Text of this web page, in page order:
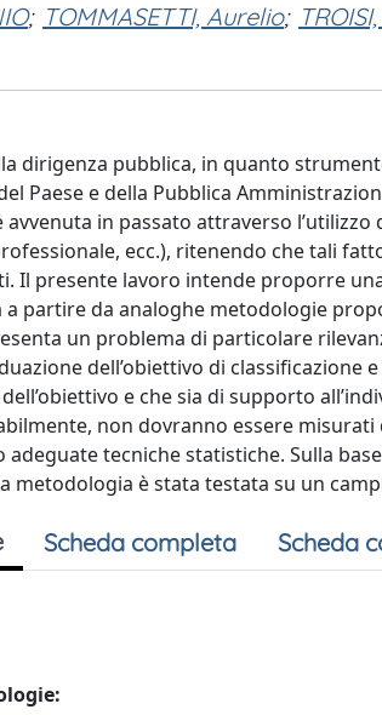
; TOMMASETTI, Aurelio;
dirigenza pubblica, in quanto
Paese e della Pubblica
in passato attraverso
ecc.), ritenendo che tali
Il presente lavoro intende proporre
partire da analoghe metodologie
un problema di particolare
dell’obiettivo di
e che sia di supporto
non dovranno essere
tecniche statistiche. Sulla
metodologia è stata testata su un
Scheda completa Scheda